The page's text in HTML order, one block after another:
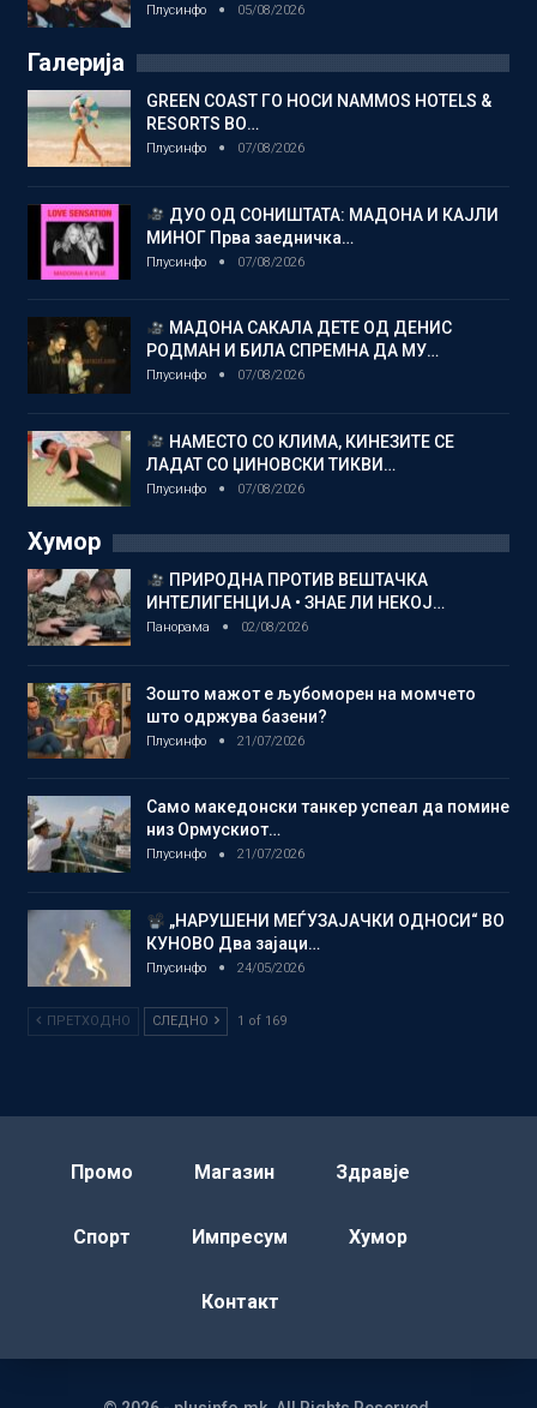
Плусинфо 05/08/2026
Галерија
GREEN COAST ГО НОСИ NAMMOS HOTELS &
RESORTS ВО…
Плусинфо 07/08/2026
ДУО ОД СОНИШТАТА: МАДОНА И КАЈЛИ
МИНОГ Прва заедничка…
Плусинфо 07/08/2026
МАДОНА САКАЛА ДЕТЕ ОД ДЕНИС
РОДМАН И БИЛА СПРЕМНА ДА МУ…
Плусинфо 07/08/2026
НАМЕСТО СО КЛИМА, КИНЕЗИТЕ СЕ
ЛАДАТ СО ЏИНОВСКИ ТИКВИ…
Плусинфо 07/08/2026
Хумор
ПРИРОДНА ПРОТИВ ВЕШТАЧКА
ИНТЕЛИГЕНЦИЈА • ЗНАЕ ЛИ НЕКОЈ…
Панорама 02/08/2026
Зошто мажот е љубоморен на момчето
што одржува базени?
Плусинфо 21/07/2026
Само македонски танкер успеал да помине
низ Ормускиот…
Плусинфо 21/07/2026
„НАРУШЕНИ МЕЃУЗАЈАЧКИ ОДНОСИ“ ВО
КУНОВО Два зајаци…
Плусинфо 24/05/2026
ПРЕТХОДНО СЛЕДНО 1 of 169
Промо Магазин Здравје
Спорт Импресум Хумор
Контакт